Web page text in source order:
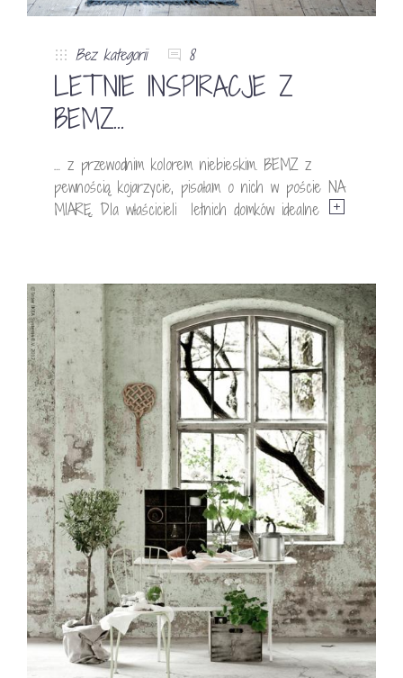
Bez kategorii 8
LETNIE INSPIRACJE Z
BEMZ…
… z przewodnim kolorem niebieskim. BEMZ z
pewnością kojarzycie, pisałam o nich w poście NA
MIARĘ. Dla właścicieli letnich domków idealne